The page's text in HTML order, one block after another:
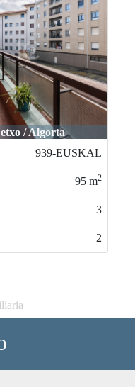
/ Abando-Albia
906-LIC.Vivienda
127 m2
4
0